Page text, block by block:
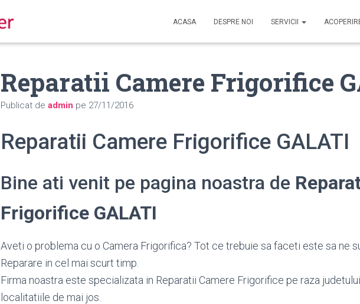
ACASA DESPRE NOI SERVICII
Reparatii Camere Frigorifice
Publicat de admin pe 27/11/2016
Reparatii Camere Frigorifice GALATI
Bine ati venit pe pagina noastra de
Frigorifice GALATI
Aveti o problema cu o Camera Frigorifica? Tot ce trebuie sa faceti este sa ne
Reparare in cel mai scurt timp.
Firma noastra este specializata in Reparatii Camere Frigorifice pe raza
localitatiile de mai jos.